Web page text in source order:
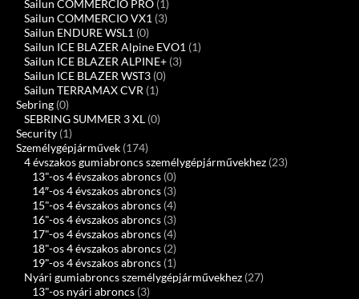
Sailun COMMERCIO PRO (1)
Sailun COMMERCIO VX1 (3)
Sailun ENDURE WSL1 (0)
Sailun ICE BLAZER Alpine EVO1 (1)
Sailun ICE BLAZER ALPINE+ (3)
Sailun ICE BLAZER WST3 (0)
Sailun TERRAMAX CVR (1)
Sebring (0)
SEBRING SUMMER 3 XL (0)
Security (1)
Személygépjárművek (174)
4 évszakos gumiabroncs személygépjárművekhez (23)
13"-os 4 évszakos abroncs (0)
14″-os 4 évszakos abroncs (3)
15"-os 4 évszakos abroncs (4)
16"-os 4 évszakos abroncs (3)
17"-os 4 évszakos abroncs (4)
18"-os 4 évszakos abroncs (2)
19"-os 4 évszakos abroncs (1)
Nyári gumiabroncs személygépjárművekhez (27)
13"-os nyári abroncs (3)